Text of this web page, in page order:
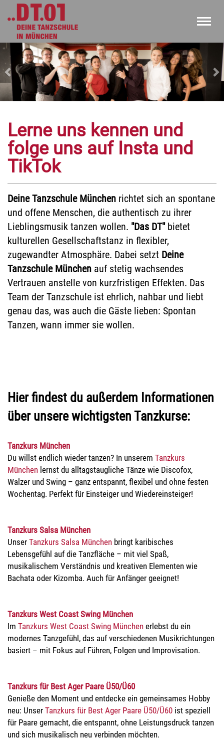
Zurück
Lerne uns kennen und
folge uns auf Insta und
TikTok
Deine Tanzschule München richtet sich an spontane
und offene Menschen, die authentisch zu ihrer
Lieblingsmusik tanzen wollen. "Das DT"bietet
kulturellen Gesellschaftstanz in flexibler,
zugewandter Atmosphäre. Dabei setzt Deine
Tanzschule München auf stetig wachsendes
Vertrauen anstelle von kurzfristigen Effekten. Das
Team der Tanzschule ist ehrlich, nahbar und liebt
genau das, was auch die Gäste lieben: Spontan
Tanzen, wann immer sie wollen.
Hier findest du außerdem Informationen
über unsere wichtigsten Tanzkurse:
Tanzkurs München
Du willst endlich wieder tanzen? In unserem Tanzkurs
München lernst du alltagstaugliche Tänze wie Discofox,
Walzer und Swing – ganz entspannt, flexibel und ohne festen
Wochentag. Perfekt für Einsteiger und Wiedereinsteiger!
Tanzkurs Salsa München
Unser Tanzkurs Salsa München bringt karibisches
Lebensgefühl auf die Tanzfläche – mit viel Spaß,
musikalischem Verständnis und kreativen Elementen wie
Bachata oder Kizomba. Auch für Anfänger geeignet!
Tanzkurs West Coast Swing München
Im Tanzkurs West Coast Swing München erlebst du ein
modernes Tanzgefühl, das auf verschiedenen Musikrichtungen
basiert – mit Fokus auf Führen, Folgen und Improvisation.
Tanzkurs für Best Ager Paare Ü50/Ü60
Genieße den Moment und entdecke ein gemeinsames Hobby
neu: Unser Tanzkurs für Best Ager Paare Ü50/Ü60 ist speziell
für Paare gemacht, die entspannt, ohne Leistungsdruck tanzen
und sich musikalisch neu verbinden möchten.